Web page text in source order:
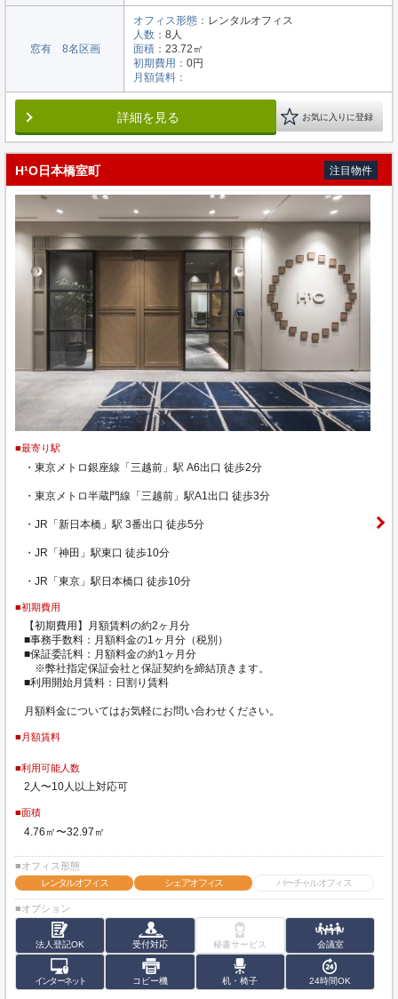
窓有 8名区画
オフィス形態： レンタルオフィス
人数： 8人
面積： 23.72㎡
初期費用： 0円
月額賃料：
詳細を見る お気に入りに登録
H¹O日本橋室町 注目物件
■最寄り駅
・東京メトロ銀座線「三越前」駅 A6出口 徒歩2分
・東京メトロ半蔵門線「三越前」駅A1出口 徒歩3分
・JR「新日本橋」駅 3番出口 徒歩5分
・JR「神田」駅東口 徒歩10分
・JR「東京」駅日本橋口 徒歩10分
■初期費用
【初期費用】月額賃料の約2ヶ月分
■事務手数料：月額料金の1ヶ月分（税別）
■保証委託料：月額料金の約1ヶ月分
※弊社指定保証会社と保証契約を締結頂きます。
■利用開始月賃料：日割り賃料
月額料金についてはお気軽にお問い合わせください。
■月額賃料
■利用可能人数
2人〜10人以上対応可
■面積
4.76㎡〜32.97㎡
■オフィス形態
レンタルオフィス
シェアオフィス バーチャルオフィス
■オプション
法人登記OK 受付対応 秘書サービス 会議室
インターネット コピー機 机・椅子 24時間OK